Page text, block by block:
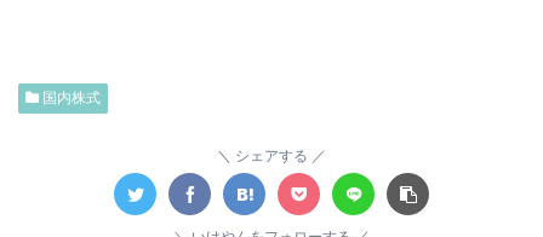
国内株式
シェアする